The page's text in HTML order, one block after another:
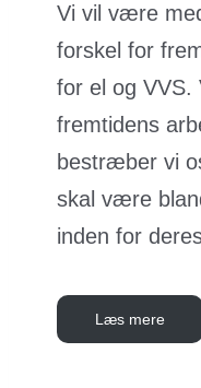
Vi vil være
forskel for
for el og VVS.
fremtidens
bestræber vi
skal være
inden for
Læs mere